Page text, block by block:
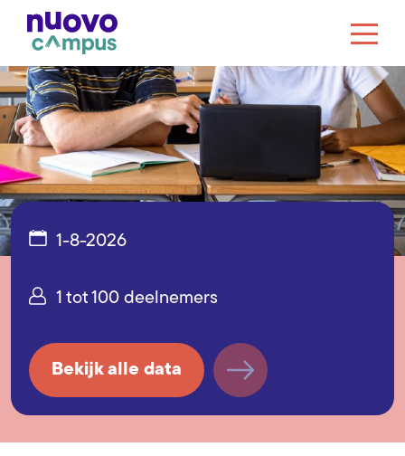
1-8-2026
1 tot 100 deelnemers
Bekijk alle data